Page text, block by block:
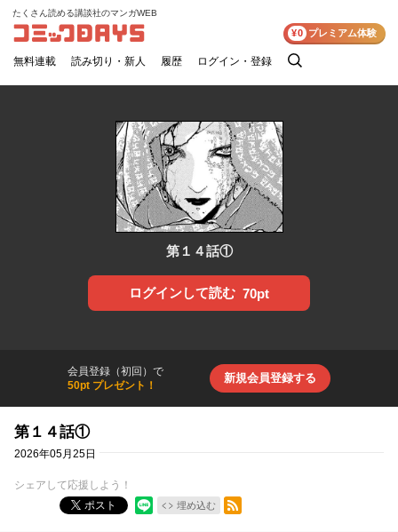
コミックDAYS
たくさん読める講談社のマンガWEB
無料連載 読み切り・新人 履歴 ログイン・登録
検
¥0 プレミアム体験
第１４話①
ログインして読む 70pt
会員登録（初回）で
50pt プレゼント！
新規会員登録する
第１４話①
2026年05月25日
シェアして応援しよう！
ポスト
埋め込む
RSSフィード